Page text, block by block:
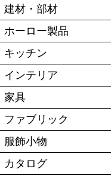
建材・部材
ホーロー製品
キッチン
インテリア
家具
ファブリック
服飾小物
カタログ